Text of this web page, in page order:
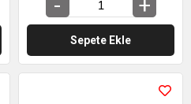
Sepete Ekle